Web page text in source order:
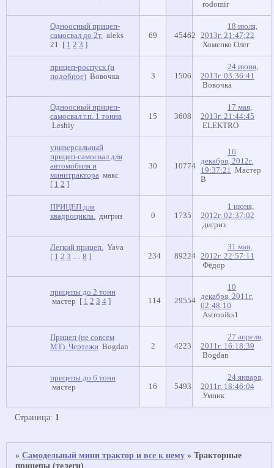
rodomir
Одноосный прицеп-
самосвал до 2т. aleks
21
[ 1 2 3 ]
69 45462
18 июля,
2013г. 21:47:22
Хоменко Олег
прицеп-роспуск (и
подобное) Вовочка 3 1506
24 июня,
2013г. 03:36:41
Вовочка
Одноосный прицеп-
самосвал г.п. 1 тонна
Leshiy
15 3608
17 мая,
2013г. 21:44:45
ELEKTRO
универсальный
прицеп-самосвал для
автомобиля и
минитрактора макс
[ 1 2 ]
30 10774
16
декабря, 2012г.
19:37:21 Мастер
В
ПРИЦЕП для
квадроцикла. дигриз 0 1735
1 июня,
2012г. 02:37:02
дигриз
Легкий прицеп. Yava
[ 1 2 3 … 8 ] 234 89224
31 мая,
2012г. 22:57:11
Фёдор
прицепы до 2 тонн
мастер
[ 1 2 3 4 ] 114 29554
10
декабря, 2011г.
02:48:10
Astroniks1
Прицеп (не совсем
МТ). Чертежи Bogdan 2 4223
27 апреля,
2011г. 16:18:39
Bogdan
прицепы до 6 тонн
мастер
16 5493
24 января,
2011г. 18:46:04
Умник
Страница: 1
»Самодельный мини трактор и все к нему »Тракторные
прицепы (телеги)